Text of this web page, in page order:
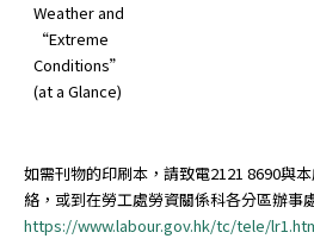
Weather and
“Extreme
Conditions”
(at a Glance)
如需刊物的印刷本，請致電2121 8690與
絡，或到在勞工處勞資關係科各分區辦事
https://www.labour.gov.hk/tc/tele/